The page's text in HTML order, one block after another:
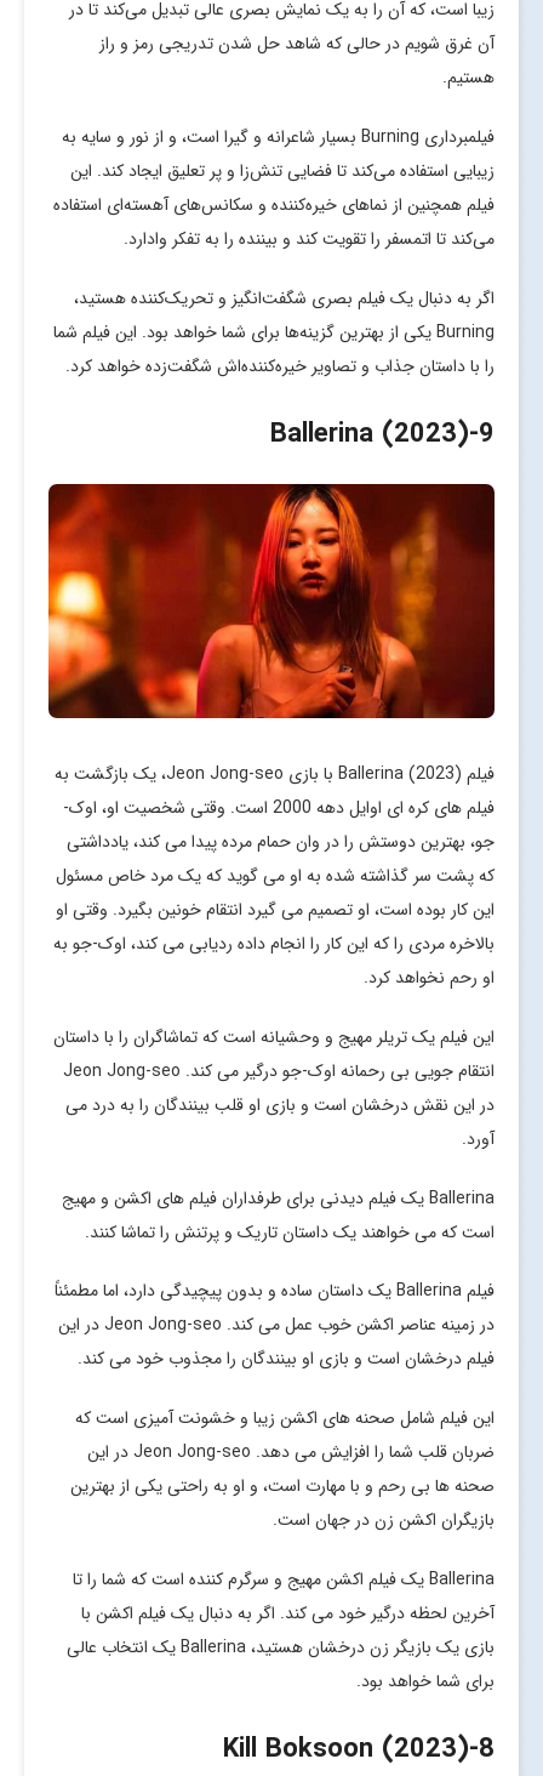
زیبا است، که آن را به یک نمایش بصری عالی تبدیل می‌کند تا در
آن غرق شویم در حالی که شاهد حل شدن تدریجی رمز و راز
هستیم.
فیلمبرداری Burning بسیار شاعرانه و گیرا است، و از نور و سایه به
زیبایی استفاده می‌کند تا فضایی تنش‌زا و پر تعلیق ایجاد کند. این
فیلم همچنین از نماهای خیره‌کننده و سکانس‌های آهسته‌ای استفاده
می‌کند تا اتمسفر را تقویت کند و بیننده را به تفکر وادارد.
اگر به دنبال یک فیلم بصری شگفت‌انگیز و تحریک‌کننده هستید،
Burning یکی از بهترین گزینه‌ها برای شما خواهد بود. این فیلم شما
را با داستان جذاب و تصاویر خیره‌کننده‌اش شگفت‌زده خواهد کرد.
9
-Ballerina (2023)
فیلم Ballerina (2023) با بازی Jeon Jong-seo، یک بازگشت به
فیلم های کره ای اوایل دهه 2000 است. وقتی شخصیت او، اوک-
جو، بهترین دوستش را در وان حمام مرده پیدا می کند، یادداشتی
که پشت سر گذاشته شده به او می گوید که یک مرد خاص مسئول
این کار بوده است، او تصمیم می گیرد انتقام خونین بگیرد. وقتی او
بالاخره مردی را که این کار را انجام داده ردیابی می کند، اوک-جو به
او رحم نخواهد کرد.
این فیلم یک تریلر مهیج و وحشیانه است که تماشاگران را با داستان
انتقام جویی بی رحمانه اوک-جو درگیر می کند. Jeon Jong-seo
در این نقش درخشان است و بازی او قلب بینندگان را به درد می
آورد.
Ballerina یک فیلم دیدنی برای طرفداران فیلم های اکشن و مهیج
است که می خواهند یک داستان تاریک و پرتنش را تماشا کنند.
فیلم Ballerina یک داستان ساده و بدون پیچیدگی دارد، اما مطمئناً
در زمینه عناصر اکشن خوب عمل می کند. Jeon Jong-seo در این
فیلم درخشان است و بازی او بینندگان را مجذوب خود می کند.
این فیلم شامل صحنه های اکشن زیبا و خشونت آمیزی است که
ضربان قلب شما را افزایش می دهد. Jeon Jong-seo در این
صحنه ها بی رحم و با مهارت است، و او به راحتی یکی از بهترین
بازیگران اکشن زن در جهان است.
Ballerina یک فیلم اکشن مهیج و سرگرم کننده است که شما را تا
آخرین لحظه درگیر خود می کند. اگر به دنبال یک فیلم اکشن با
بازی یک بازیگر زن درخشان هستید، Ballerina یک انتخاب عالی
برای شما خواهد بود.
8
-Kill Boksoon (2023)